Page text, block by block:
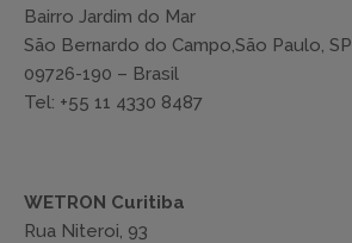
Bairro Jardim do Mar
São Bernardo do Campo,São Paulo, SP
09726-190 – Brasil
Tel: +55 11 4330 8487
WETRON Curitiba
Rua Niteroi, 93